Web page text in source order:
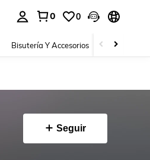
0 0
Bisutería Y Accesorios Zapatos
Seguir